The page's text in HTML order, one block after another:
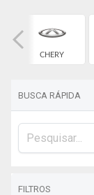
CHERY
BUSCA RÁPIDA
FILTROS